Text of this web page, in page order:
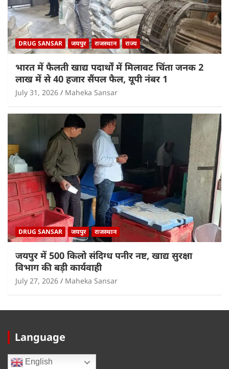
DRUG SANSAR जयपुर राजस्थान राज्य
भारत में फैलती खाद्य पदार्थों में मिलावट चिंता जनक 2
लाख में से 40 हजार सैंपल फैल, यूपी नंबर 1
July 31, 2026 Maheka Sansar
DRUG SANSAR जयपुर राजस्थान
जयपुर में 500 किलो संदिग्ध पनीर नष्ट, खाद्य सुरक्षा
विभाग की बड़ी कार्यवाही
July 27, 2026 Maheka Sansar
Language
English